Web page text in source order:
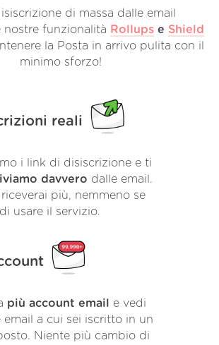
di massa dalle email
nostre funzionalità Rollups e Shield
la Posta in arrivo pulita con il
minimo sforzo!
reali
i link di disiscrizione e ti
davvero dalle email.
più, nemmeno se
usare il servizio.
più account email e vedi
email a cui sei iscritto in un
Niente più cambio di